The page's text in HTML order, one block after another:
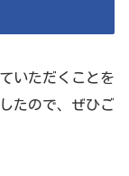
いただくことを
たので、ぜひご